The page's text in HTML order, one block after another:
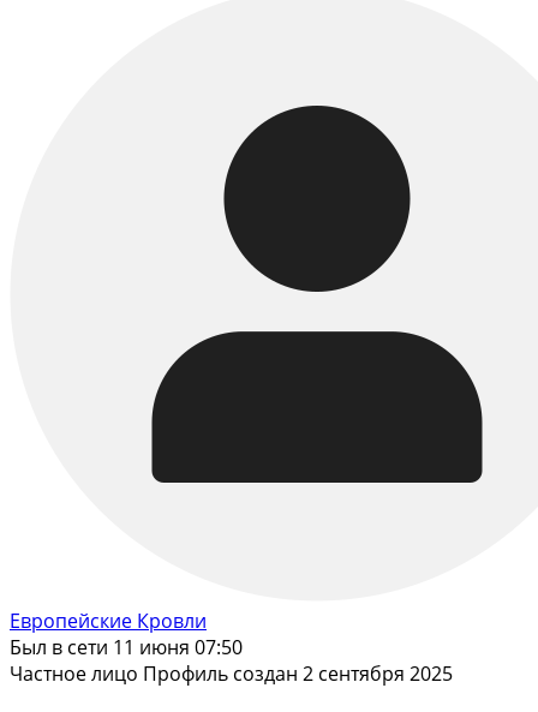
Европейские Кровли
Был в сети 11 июня 07:50
Частное лицо Профиль создан 2 сентября 2025